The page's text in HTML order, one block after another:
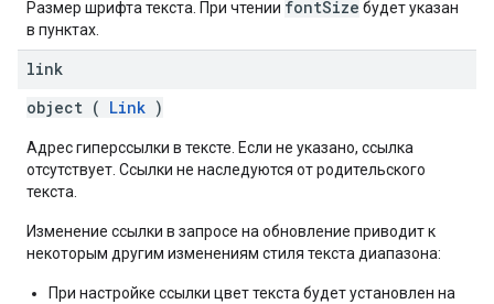
Размер шрифта текста. При чтении fontSize будет указан
в пунктах.
link
object ( Link )
Адрес гиперссылки в тексте. Если не указано, ссылка
отсутствует. Ссылки не наследуются от родительского
текста.
Изменение ссылки в запросе на обновление приводит к
некоторым другим изменениям стиля текста диапазона:
При настройке ссылки цвет текста будет установлен на